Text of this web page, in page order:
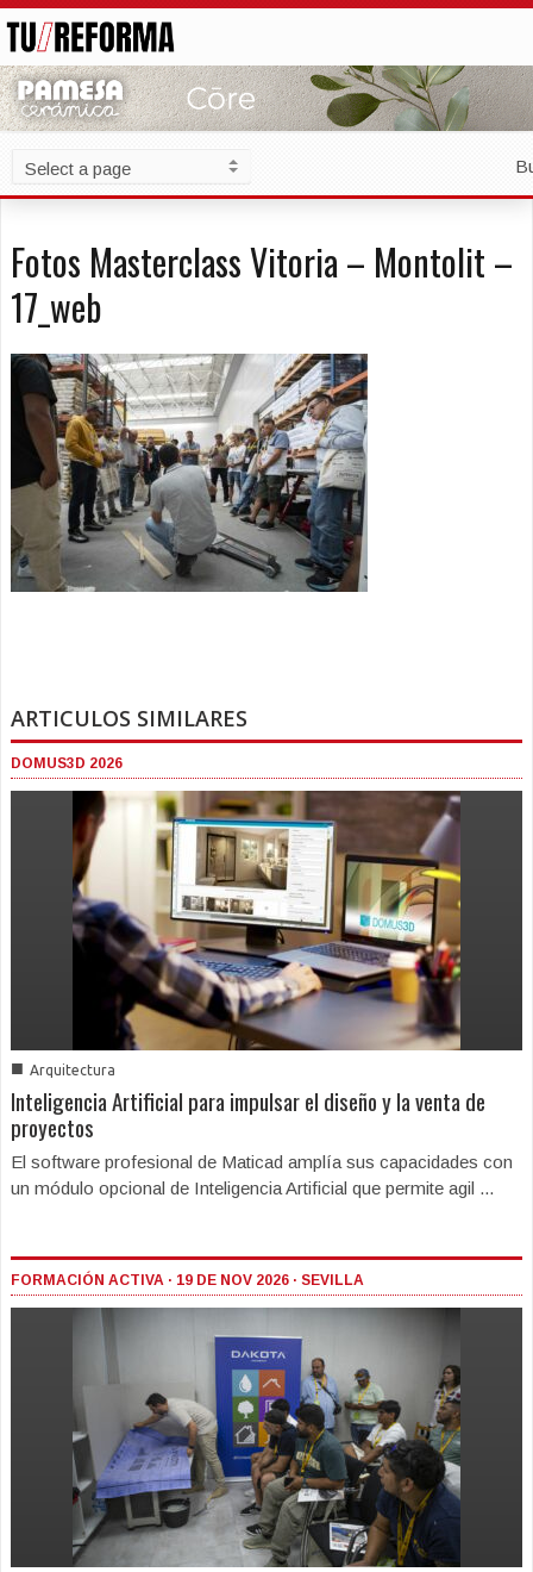
Fotos Masterclass Vitoria – Montolit –
17_web
ARTICULOS SIMILARES
DOMUS3D 2026
■ Arquitectura
Inteligencia Artificial para impulsar el diseño y la venta de
proyectos
El software profesional de Maticad amplía sus capacidades con
un módulo opcional de Inteligencia Artificial que permite agil ...
FORMACIÓN ACTIVA · 19 DE NOV 2026 · SEVILLA